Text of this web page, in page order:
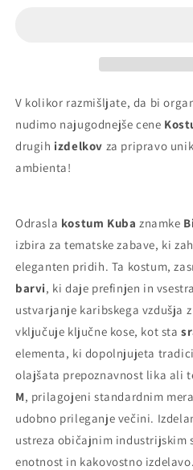
V kolikor razmišljate, da bi
nudimo najugodnejše cene
drugih izdelkov za pripravo
ambienta!
Odrasla kostum Kuba znamke
izbira za tematske zabave, ki
eleganten pridih. Ta kostum,
barvi, ki daje prefinjen in
ustvarjanje karibskega vzdušja
vključuje ključne kose, kot sta
elementa, ki dopolnjujeta
olajšata prepoznavnost lika ali
M, prilagojeni standardnim
udobno prileganje večini.
ustreza običajnim
enotnost in kakovostno